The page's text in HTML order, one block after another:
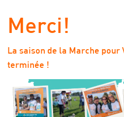
Merci!
La saison de la Marche pour
terminée !